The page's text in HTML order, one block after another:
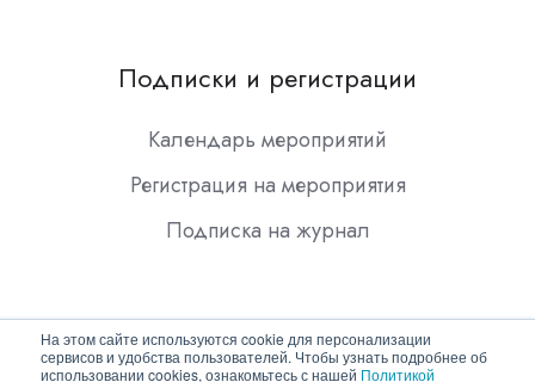
На этом сайте используются cookie для персонализации
сервисов и удобства пользователей. Чтобы узнать подробнее об
использовании cookies, ознакомьтесь с нашей Политикой
Подписки и регистрации
Календарь мероприятий
Регистрация на мероприятия
Подписка на журнал